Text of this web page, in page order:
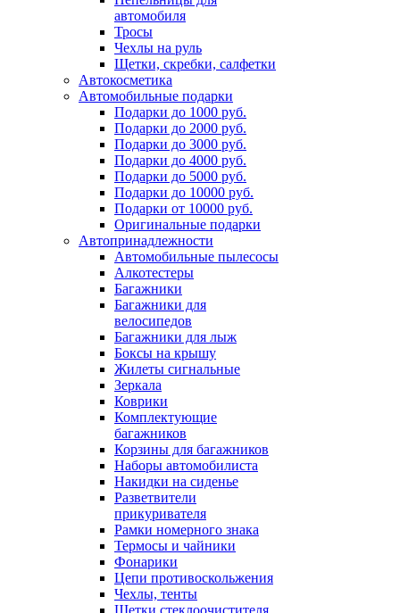
автомобиля
Тросы
Чехлы на руль
Щетки, скребки, салфетки
Автокосметика
Автомобильные подарки
Подарки до 1000 руб.
Подарки до 2000 руб.
Подарки до 3000 руб.
Подарки до 4000 руб.
Подарки до 5000 руб.
Подарки до 10000 руб.
Подарки от 10000 руб.
Оригинальные подарки
Автопринадлежности
Автомобильные пылесосы
Алкотестеры
Багажники
Багажники для
велосипедов
Багажники для лыж
Боксы на крышу
Жилеты сигнальные
Зеркала
Коврики
Комплектующие
багажников
Корзины для багажников
Наборы автомобилиста
Накидки на сиденье
Разветвители
прикуривателя
Рамки номерного знака
Термосы и чайники
Фонарики
Цепи противоскольжения
Чехлы, тенты
Щетки стеклоочистителя